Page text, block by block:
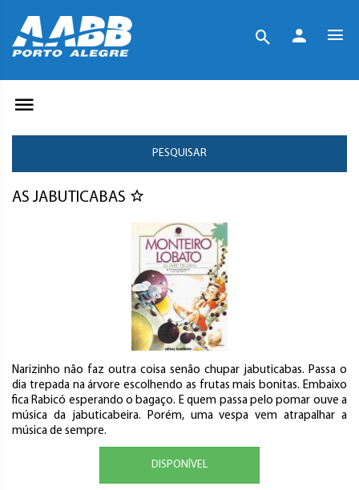
PESQUISAR
AS JABUTICABAS
Narizinho não faz outra coisa senão chupar jabuticabas. Passa o
dia trepada na árvore escolhendo as frutas mais bonitas. Embaixo
fica Rabicó esperando o bagaço. E quem passa pelo pomar ouve a
música da jabuticabeira. Porém, uma vespa vem atrapalhar a
música de sempre.
DISPONÍVEL